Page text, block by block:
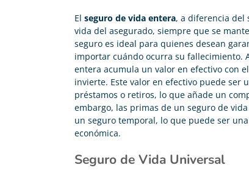
El seguro de vida entera, a diferencia del
vida del asegurado, siempre que se
seguro es ideal para quienes desean
importar cuándo ocurra su fallecimiento.
entera acumula un valor en efectivo con
invierte. Este valor en efectivo puede ser
préstamos o retiros, lo que añade un
embargo, las primas de un seguro de
un seguro temporal, lo que puede ser
económica.
Seguro de Vida Universal

Me he pasado de mi antigua compañía y ahora pago
200€ menos en mi seguro de vida y me han
gestionado la baja gratis. ¡Chapó!